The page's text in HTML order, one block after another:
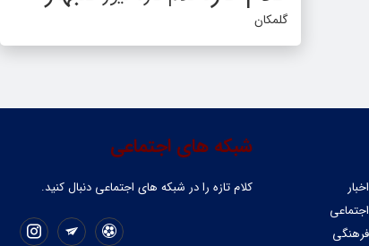
گلمکان
شبکه های اجتماعی
کلام تازه را در شبکه ‌های اجتماعی دنبال کنید.
اخبار
اجتماعی
فرهنگی